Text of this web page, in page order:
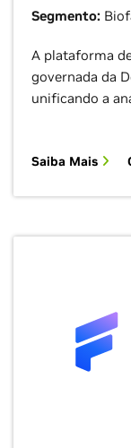
Segmento:
A plataforma
governada da
unificando a
Saiba Mais